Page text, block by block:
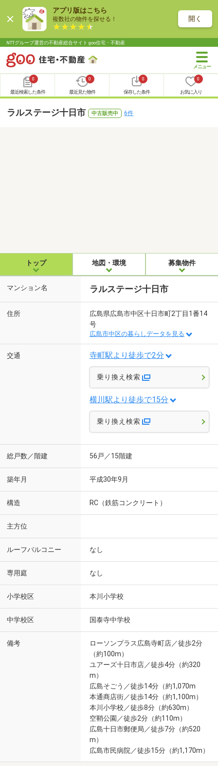
アプリ版はこちら
複数社の物件を探せる！ 開く
NTTグループ運営の不動産総合サイト goo住宅・不動産
0
最近検索した条件
0
最近見た物件
0
保存した条件
0
お気に入り
ラルステージ十日市 中古販売中 6件
トップ 地図・環境 募集物件
マンション名 ラルステージ十日市
住所
広島県広島市中区十日市町2丁目1番14
号
広島市中区の暮らしデータを見る
交通 寺町駅より徒歩で2分
乗り換え検索
横川駅より徒歩で15分
乗り換え検索
総戸数／階建 56戸／15階建
築年月 平成30年9月
構造 RC（鉄筋コンクリート）
主方位
ルーフバルコニー なし
専用庭 なし
小学校区 本川小学校
中学校区 国泰寺中学校
備考
ローソンプラス広島寺町店／徒歩2分
（約100m）
ユアーズ十日市店／徒歩4分（約320
m）
広島そごう／徒歩14分（約1,070m
本通商店街／徒歩14分（約1,100m）
本川小学校／徒歩8分（約630m）
空鞘公園／徒歩2分（約110m）
広島十日市郵便局／徒歩7分（約520
m）
広島市民病院／徒歩15分（約1,170m）